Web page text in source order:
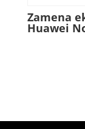
Zamena
Huawei